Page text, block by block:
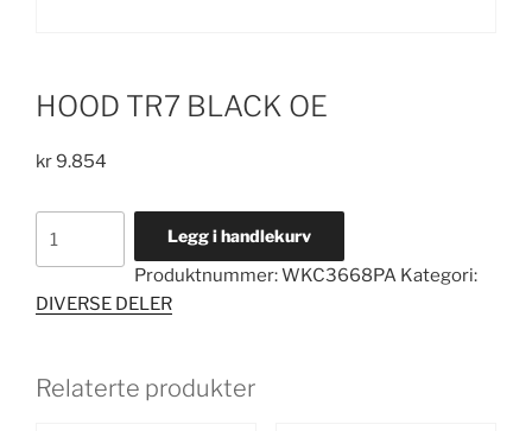
HOOD TR7 BLACK OE
kr9.854
OE
Legg i handlekurv
Produktnummer:WKC3668PA Kategori:
DIVERSE DELER
Relaterte produkter